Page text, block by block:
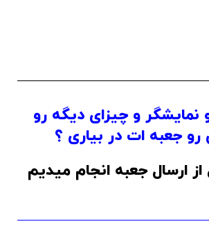
نمایشگر و چیزای دیگه رو
رو جعبه ات در بیاری ؟
از ارسال جعبه انجام میدیم